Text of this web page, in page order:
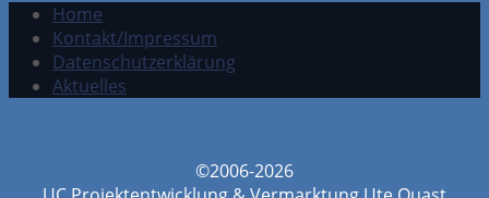
Home
Kontakt/Impressum
Datenschutzerklärung
Aktuelles
©2006-2026